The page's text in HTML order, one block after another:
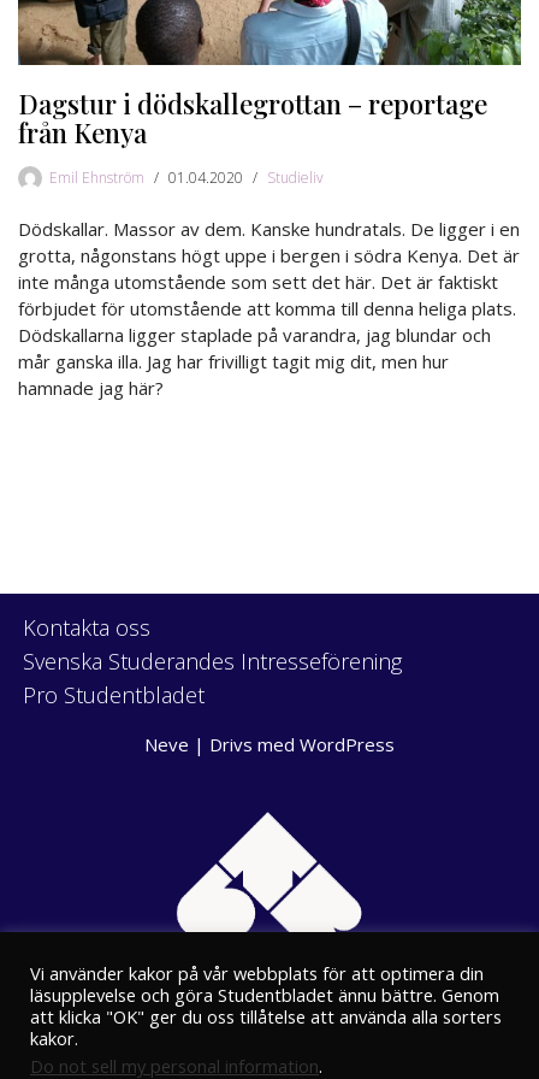
Dagstur i dödskallegrottan – reportage
från Kenya
Emil Ehnström 01.04.2020 Studieliv
Dödskallar. Massor av dem. Kanske hundratals. De ligger i en
grotta, någonstans högt uppe i bergen i södra Kenya. Det är
inte många utomstående som sett det här. Det är faktiskt
förbjudet för utomstående att komma till denna heliga plats.
Dödskallarna ligger staplade på varandra, jag blundar och
mår ganska illa. Jag har frivilligt tagit mig dit, men hur
hamnade jag här?
Kontakta oss
Svenska Studerandes Intresseförening
Pro Studentbladet
Neve | Drivs med WordPress
Vi använder kakor på vår webbplats för att optimera din
läsupplevelse och göra Studentbladet ännu bättre. Genom
att klicka "OK" ger du oss tillåtelse att använda alla sorters
kakor.
Do not sell my personal information.